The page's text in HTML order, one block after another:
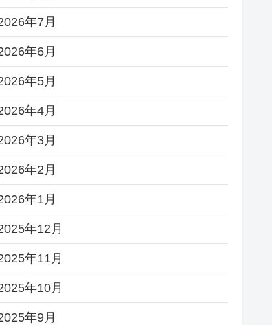
年7月
年6月
年5月
年4月
年3月
年2月
年1月
年12月
年11月
年10月
年9月